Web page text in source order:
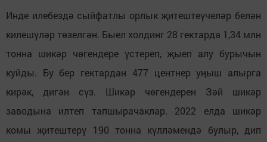
Инде илебездә сыйфатлы орлык җитештеүчеләр белән
килешүләр төзелгән. Быел холдинг 28 гектарда 1,34 млн
тонна шикәр чөгендере үстереп, җыеп алу бурычын
куйды. Бу бер гектардан 477 центнер уңыш алырга
кирәк, дигән сүз. Шикәр чөгендерен Зәй шикәр
заводына илтеп тапшырачаклар. 2022 елда шикәр
комы җитештерү 190 тонна күлләмендә булыр, дип